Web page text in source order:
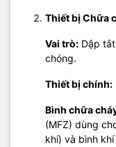
Thiết bị Chữa
Vai trò: Dập
chóng.
Thiết bị chính:
Bình chữa
(MFZ) dùng
khí) và bình